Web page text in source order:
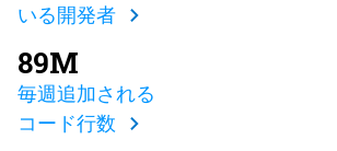
いる開発者
89M
毎週追加される
コード行数